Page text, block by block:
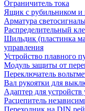
Ограничитель тока
Ящик с рубильником и
Арматура
Распределительный
Шильдик (пластинка
управления
Устройство плавного
Модуль защиты от
Переключатель
Вал рукоятки для
Адаптер для
Расцепитель
Переходник на DIN